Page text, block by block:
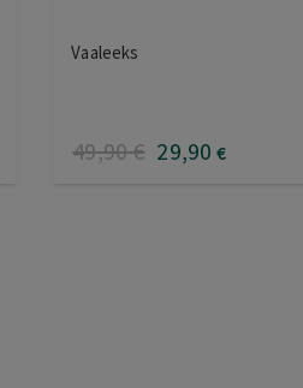
Vaaleeks
49,90€ 29,90 €